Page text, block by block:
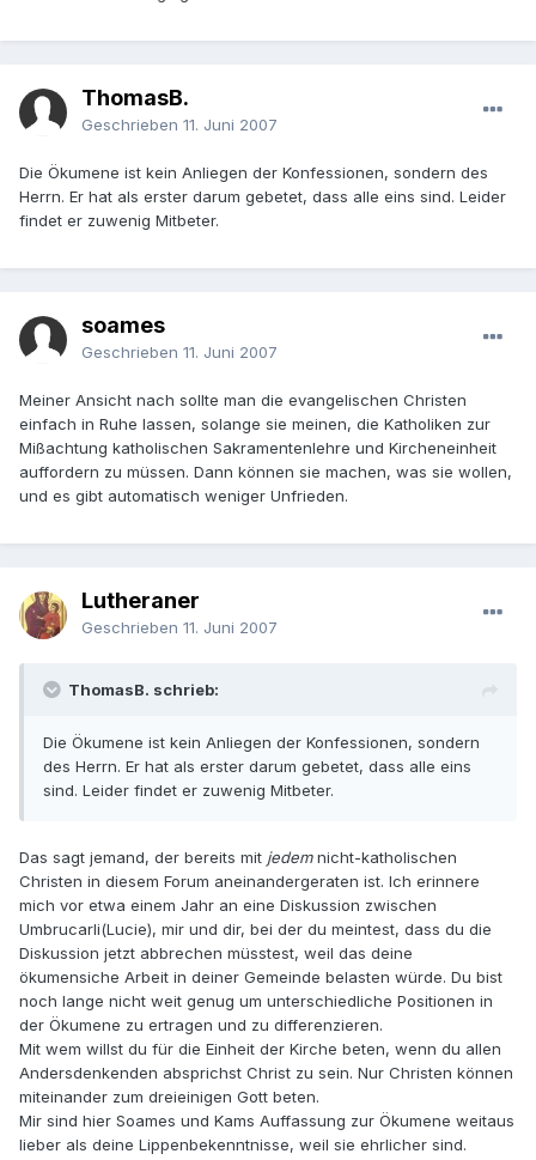
ThomasB.
Geschrieben 11. Juni 2007
Die Ökumene ist kein Anliegen der Konfessionen, sondern des
Herrn. Er hat als erster darum gebetet, dass alle eins sind. Leider
findet er zuwenig Mitbeter.
soames
Geschrieben 11. Juni 2007
Meiner Ansicht nach sollte man die evangelischen Christen
einfach in Ruhe lassen, solange sie meinen, die Katholiken zur
Mißachtung katholischen Sakramentenlehre und Kircheneinheit
auffordern zu müssen. Dann können sie machen, was sie wollen,
und es gibt automatisch weniger Unfrieden.
Lutheraner
Geschrieben 11. Juni 2007
ThomasB. schrieb:
Die Ökumene ist kein Anliegen der Konfessionen, sondern
des Herrn. Er hat als erster darum gebetet, dass alle eins
sind. Leider findet er zuwenig Mitbeter.
Das sagt jemand, der bereits mit jedemnicht-katholischen
Christen in diesem Forum aneinandergeraten ist. Ich erinnere
mich vor etwa einem Jahr an eine Diskussion zwischen
Umbrucarli(Lucie), mir und dir, bei der du meintest, dass du die
Diskussion jetzt abbrechen müsstest, weil das deine
ökumensiche Arbeit in deiner Gemeinde belasten würde. Du bist
noch lange nicht weit genug um unterschiedliche Positionen in
der Ökumene zu ertragen und zu differenzieren.
Mit wem willst du für die Einheit der Kirche beten, wenn du allen
Andersdenkenden absprichst Christ zu sein. Nur Christen können
miteinander zum dreieinigen Gott beten.
Mir sind hier Soames und Kams Auffassung zur Ökumene weitaus
lieber als deine Lippenbekenntnisse, weil sie ehrlicher sind.